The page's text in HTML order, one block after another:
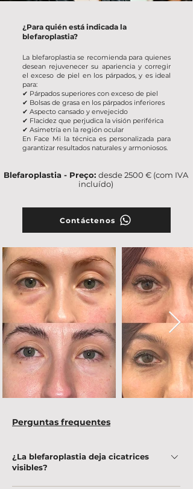
¿Para quién está indicada la
blefaroplastia?
La blefaroplastia se recomienda para quienes
desean rejuvenecer su apariencia y corregir
el exceso de piel en los párpados, y es ideal
para:
✔ Párpados superiores con exceso de piel
✔ Bolsas de grasa en los párpados inferiores
✔ Aspecto cansado y envejecido
✔ Flacidez que perjudica la visión periférica
✔ Asimetría en la región ocular
En Face Mi la técnica es personalizada para
garantizar resultados naturales y armoniosos.
Blefaroplastia - Preço: desde 2500 € (com IVA
incluído)
Contáctenos
Perguntas frequentes
¿La blefaroplastia deja cicatrices
visibles?